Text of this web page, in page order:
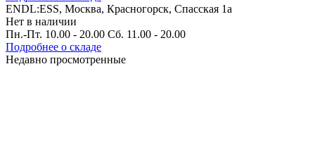
ENDL:ESS, Москва, Красногорск, Спасская 1а
Нет в наличии
Пн.-Пт. 10.00 - 20.00 Сб. 11.00 - 20.00
Подробнее о складе
Недавно просмотренные